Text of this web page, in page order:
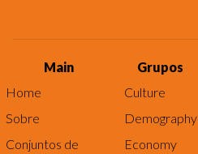
Main
Home
Sobre
Conjuntos de
Grupos
Culture
Demography
Economy